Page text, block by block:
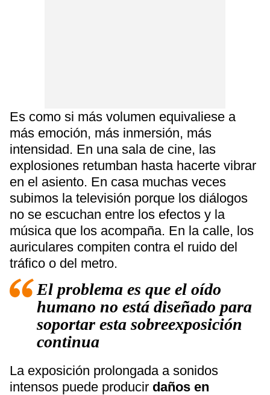
Es como si más volumen equivaliese a
más emoción, más inmersión, más
intensidad. En una sala de cine, las
explosiones retumban hasta hacerte vibrar
en el asiento. En casa muchas veces
subimos la televisión porque los diálogos
no se escuchan entre los efectos y la
música que los acompaña. En la calle, los
auriculares compiten contra el ruido del
tráfico o del metro.
El problema es que el oído
humano no está diseñado para
soportar esta sobreexposición
continua
La exposición prolongada a sonidos
intensos puede producir daños en